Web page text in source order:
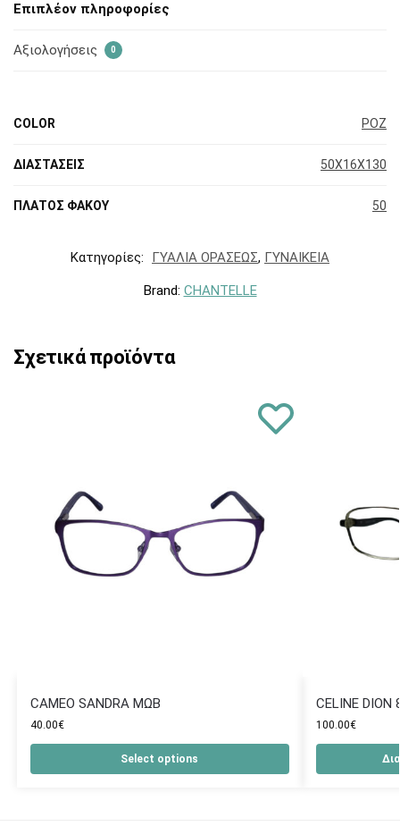
Επιπλέον πληροφορίες
Αξιολογήσεις 0
COLOR ΡΟΖ
ΔΙΑΣΤΑΣΕΙΣ 50X16X130
ΠΛΑΤΟΣ ΦΑΚΟΥ 50
Κατηγορίες: ΓΥΑΛΙΑ ΟΡΑΣΕΩΣ, ΓΥΝΑΙΚΕΙΑ
Brand: CHANTELLE
Σχετικά προϊόντα
CAMEO SANDRA ΜΩΒ
40.00€
Select options
CELINE DION
100.00€